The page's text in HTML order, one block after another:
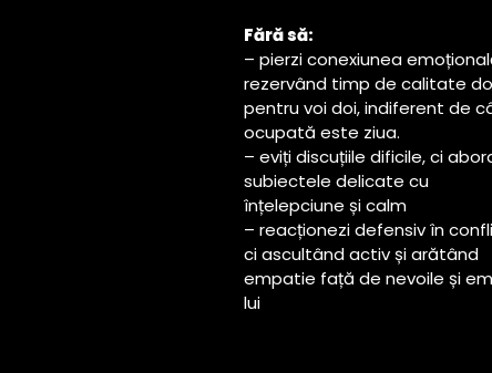
Fără să:
– pierzi conexiunea
rezervând timp de calitate
pentru voi doi, indiferent de
ocupată este ziua.
– eviți discuțiile dificile, ci
subiectele delicate cu
înțelepciune și calm
– reacționezi defensiv în
ci ascultând activ și arătând
empatie față de nevoile și
lui